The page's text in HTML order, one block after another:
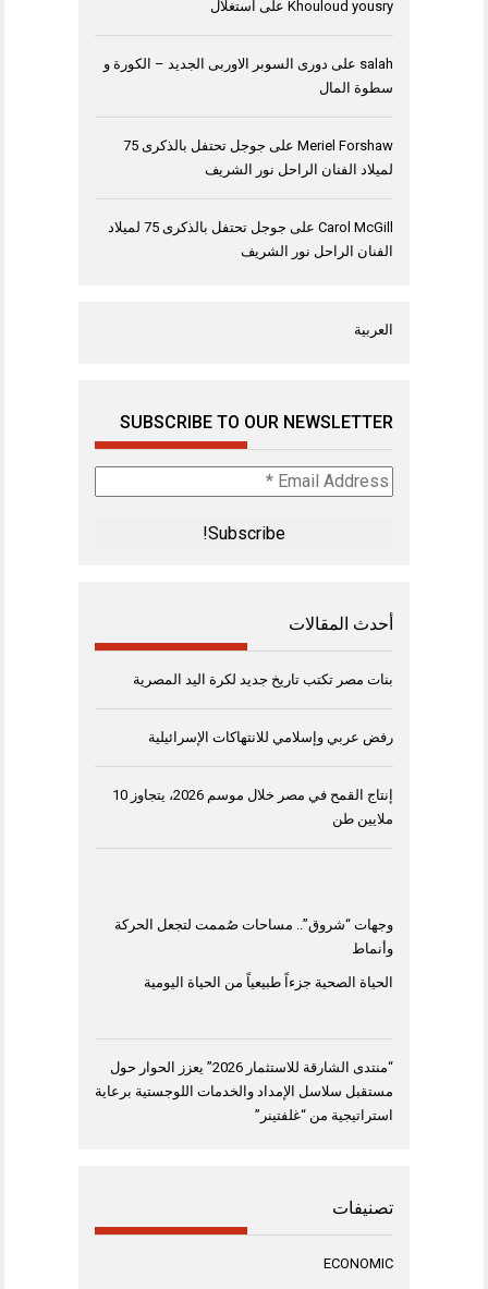
Khouloud yousry على استغلال
salah على دورى السوبر الاوربى الجديد – الكورة و
سطوة المال
Meriel Forshaw على
جوجل تحتفل بالذكرى 75
لميلاد الفنان الراحل نور الشريف
Carol McGill على
جوجل تحتفل بالذكرى 75 لميلاد
الفنان الراحل نور الشريف
العربية
SUBSCRIBE TO OUR NEWSLETTER
Email
Address
أحدث المقالات
بنات مصر تكتب تاريخ جديد لكرة اليد المصرية
رفض عربي وإسلامي للانتهاكات الإسرائيلية
إنتاج القمح في مصر خلال موسم 2026، يتجاوز 10
ملايين طن
وجهات “شروق”.. مساحات صُممت لتجعل الحركة
وأنماط
الحياة الصحية جزءاً طبيعياً من الحياة اليومية
“منتدى الشارقة للاستثمار 2026” يعزز الحوار حول
مستقبل سلاسل الإمداد والخدمات اللوجستية برعاية
استراتيجية من “غلفتينر”
تصنيفات
ECONOMIC